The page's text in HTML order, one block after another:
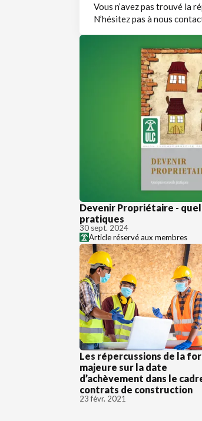
Vous n’avez pas trouvé la
N’hésitez pas à nous
Devenir Propriétaire -
pratiques
30 sept. 2024
Article réservé aux membres
Les répercussions de la
majeure sur la date
d’achèvement dans le
contrats de construction
23 févr. 2021